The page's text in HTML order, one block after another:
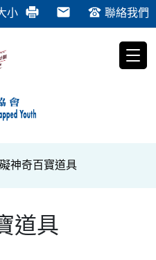
小 聯絡我們
神奇百寶道具
道具